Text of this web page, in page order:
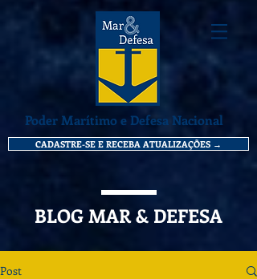
Poder Marítimo e Defesa Nacional
CADASTRE-SE E RECEBA ATUALIZAÇÕES →
BLOG MAR & DEFESA
Post